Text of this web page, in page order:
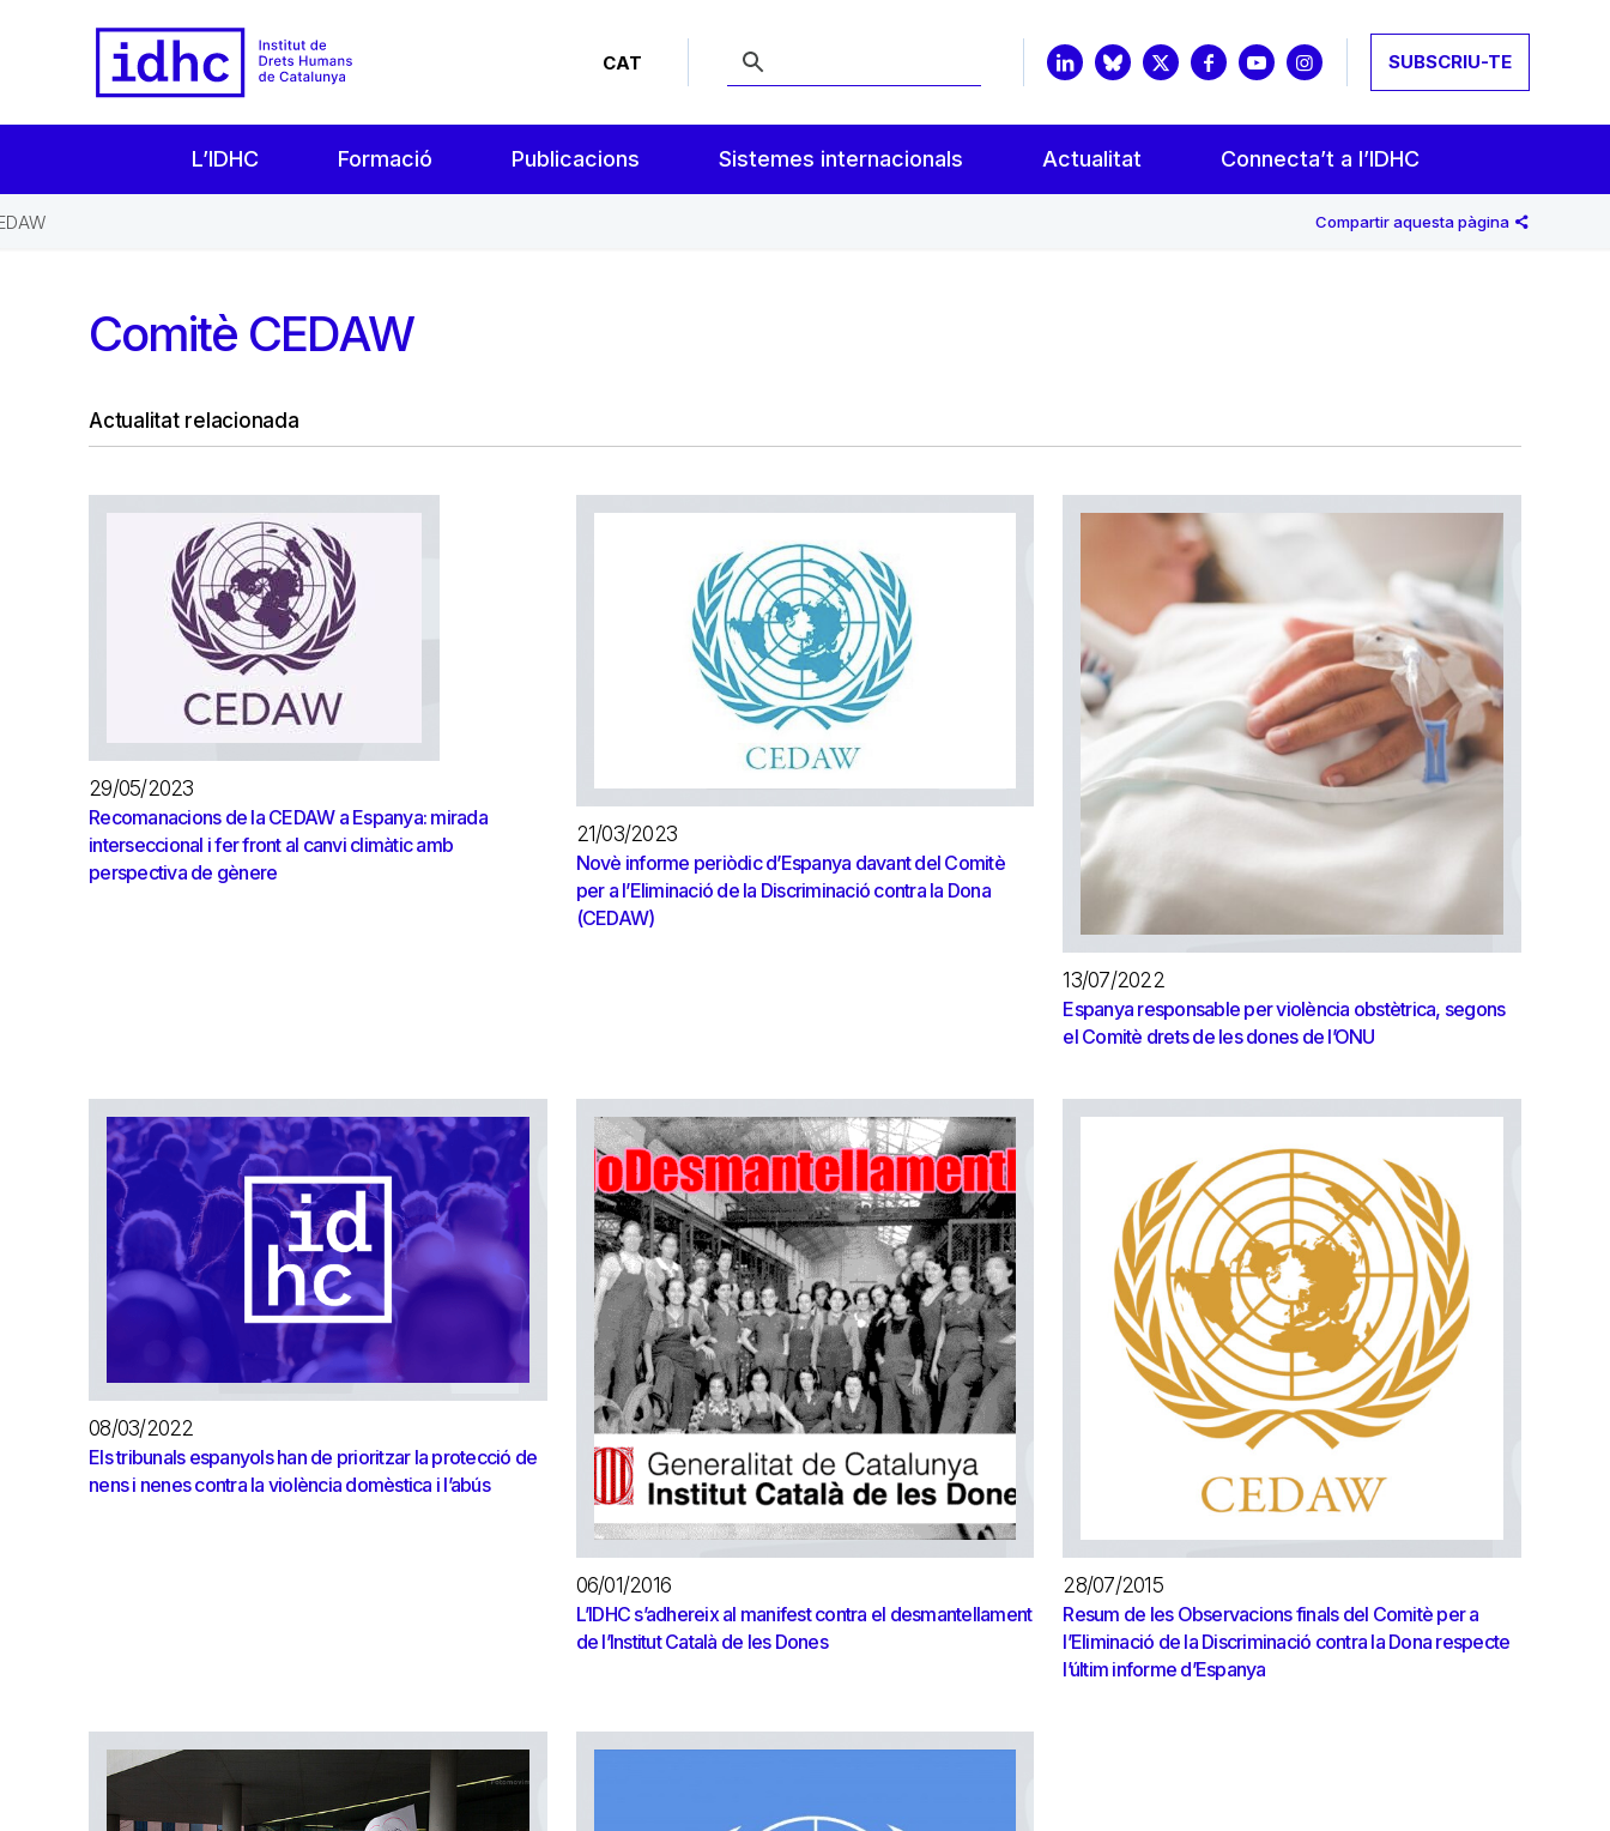
CAT SUBSCRIU-TE
L’IDHC Formació Publicacions Sistemes internacionals Actualitat Connecta’t a l’IDHC
Compartir aquesta pàgina
Comitè CEDAW
Actualitat relacionada
29/05/2023
Recomanacions de la CEDAW a Espanya: mirada
interseccional i fer front al canvi climàtic amb
perspectiva de gènere
21/03/2023
Novè informe periòdic d’Espanya davant del Comitè
per a l’Eliminació de la Discriminació contra la Dona
(CEDAW)
13/07/2022
Espanya responsable per violència obstètrica, segons
el Comitè drets de les dones de l’ONU
08/03/2022
Els tribunals espanyols han de prioritzar la protecció de
nens i nenes contra la violència domèstica i l’abús
06/01/2016
L’IDHC s’adhereix al manifest contra el desmantellament
de l’Institut Català de les Dones
28/07/2015
Resum de les Observacions finals del Comitè per a
l’Eliminació de la Discriminació contra la Dona respecte
l’últim informe d’Espanya